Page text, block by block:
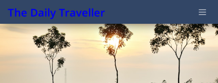
The Daily Traveller